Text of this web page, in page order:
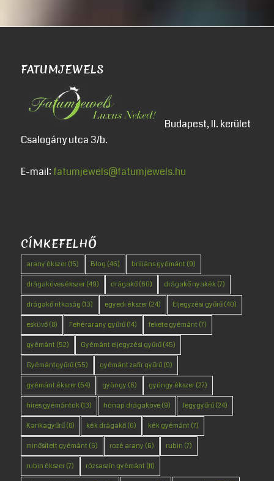
FATUMJEWELS
Budapest, II. kerület
Csalogány utca 3/b.
E-mail: fatumjewels@fatumjewels.hu
CÍMKEFELHŐ
arany ékszer(15) Blog (46) briliáns gyémánt (9)
drágaköves ékszer(49) drágakő(60) drágakő nyakék(7)
drágakő ritkaság (13) egyedi ékszer(24) Eljegyzési gyűrű(40)
esküvő(8) Fehérarany gyűrű(14) fekete gyémánt (7)
gyémánt (52) Gyémánt eljegyzési gyűrű(45)
Gyémántgyűrű(55) gyémánt zafír gyűrű(9)
gyémánt ékszer(54) gyöngy (6) gyöngy ékszer(27)
híres gyémántok(13) hónap drágaköve(9) Jegygyűrű(24)
Karikagyűrű(8) kék drágakő(6) kék gyémánt (7)
minősített gyémánt (6) rozé arany (6) rubin (7)
rubin ékszer(7) rózsaszín gyémánt (11)